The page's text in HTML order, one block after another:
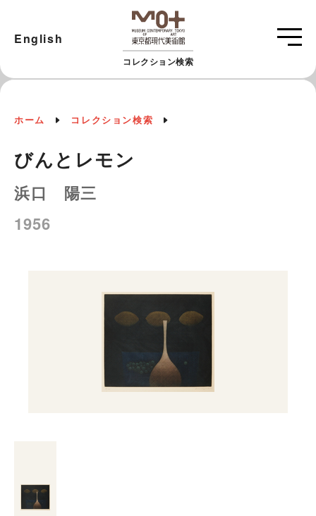
コレクション検索
English
ホーム コレクション検索
びんとレモン
浜口 陽三
1956